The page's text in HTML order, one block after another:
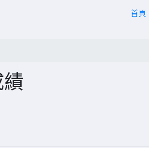
首頁